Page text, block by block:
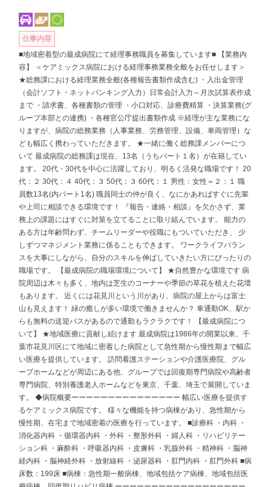
仕事内容
■地域密着型の最成病院にて経理事務職員を募集しています■ 【業務内
容】 ＜ケアミックス病院における経理事務業務全般をお任せします＞
★総務課における経理業務全般(各種報告書類作成含む) ・入出金管理
（会計ソフト・ネットバンキング入力）日常会計入力～月次試算表作成
まで ・請求書、各種書類の管理 ・小口対応、診療費精算 ・決算業務(グ
ループ本部との連携) ・各種官公庁提出書類作成 ※経理が主な業務にな
りますが、病院の総務業務（人事業務、労務管理、設備、車両管理）な
ども幅広く携わっていただきます。 ★一緒に働く総務課メンバーにつ
いて 最成病院の総務課は現在、13名（うちパート１名）が在籍してい
ます。 20代・30代を中心に活躍しており、明るく活発な職場です！ 20
代：２ 30代：４ 40代：３ 50代：３ 60代：１ 男性：女性＝２：１ 職
員数13名(内パート1名) 職員同士の仲が良く、なにかあればすぐに先輩
や上司に相談できる環境です！ 『報告・連絡・相談』を欠かさず、業
務上の課題にはすぐに対策を立てることに取り組んでいます。 能力の
ある方は年齢問わず、チームリーダーや役職にもついていただき、 少
しずつマネジメント業務に係ることもできます。 ワークライフバラン
スを大事にしながら、自分のスキルを伸ばしていきたい方にぴったりの
職場です。 【最成病院の職場環境について】 ★自然豊かな環境です 病
院周辺は木々も多く、地内は芝生のコーナーや季節の草花を植えた花壇
もあります。 近くには花見川という川があり、病院の屋上からは富士
山も見えます！ 緑の癒しが多い環境で働きませんか？ 車通勤OK、駅か
らも無料の送迎バスがあるので通勤もラクラクです！ 【最成病院につ
いて】 ★地域医療に貢献し続けます 最成病院は1986年の開業以来、千
葉市花見川区にて地域に密着した病院として急性期から慢性期まで幅広
い医療を提供しています。 訪問看護ステーションや介護医療院、グル
ープホームなどが周辺にある他、グループでは回復期専門病院や高齢者
専門病院、特別養護老人ホームなどを東京、千葉、埼玉で展開していま
す。 ◆病院概要ーーーーーーーーーーーーーーー 幅広い医療を提供す
るケアミックス病院です。 様々な機能を持つ病棟があり、急性期から
慢性期、在宅まで地域密着の医療を行っています。 ■診療科 ・内科 ・
消化器内科 ・循環器内科 ・外科 ・整形外科 ・婦人科 ・リハビリテー
ション科 ・麻酔科 ・呼吸器内科 ・皮膚科 ・乳腺外科 ・精神科 ・脳神
経内科 ・脳神経外科 ・放射線科 ・泌尿器科 ・肛門内科 ・肛門外科 ■病
床数：199床 ■病棟：急性期一般病棟、地域包括ケア病棟、地域包括医